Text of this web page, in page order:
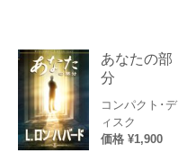
あなたの部
分
コンパクト･デ
ィスク
価格 ¥1,900